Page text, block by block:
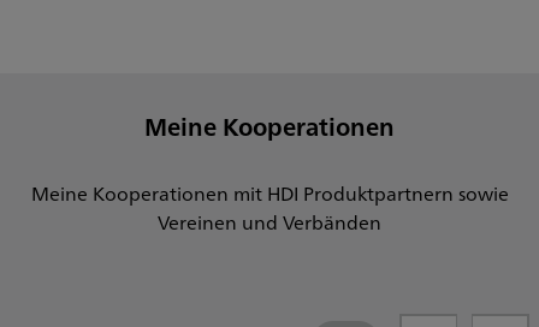
Meine Kooperationen
Meine Kooperationen mit HDI Produktpartnern sowie
Vereinen und Verbänden